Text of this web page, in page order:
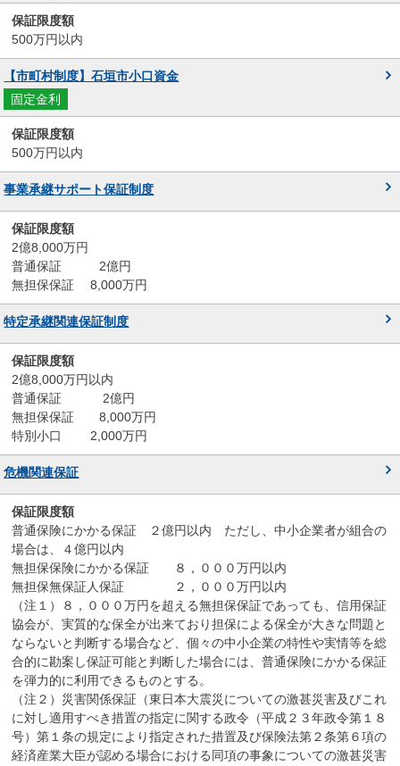
500万円以内
【市町村制度】石垣市小口資金
固定金利
500万円以内
事業承継サポート保証制度
2億8,000万円
普通保証 2億円
無担保保証 8,000万円
特定承継関連保証制度
2億8,000万円以内
普通保証 2億円
無担保保証 8,000万円
特別小口 2,000万円
危機関連保証
普通保険にかかる保証 ２億円以内 ただし、中小企業者が組合の
場合は、４億円以内
無担保保険にかかる保証 ８，０００万円以内
無担保無保証人保証 ２，０００万円以内
（注１）８，０００万円を超える無担保保証であっても、信用保証
協会が、実質的な保全が出来ており担保による保全が大きな問題と
ならないと判断する場合など、個々の中小企業の特性や実情等を総
合的に勘案し保証可能と判断した場合には、普通保険にかかる保証
を弾力的に利用できるものとする。
（注２）災害関係保証（東日本大震災についての激甚災害及びこれ
に対し適用すべき措置の指定に関する政令（平成２３年政令第１８
号）第１条の規定により指定された措置及び保険法第２条第６項の
経済産業大臣が認める場合における同項の事象についての激甚災害